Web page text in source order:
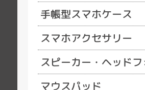
手帳型スマホケース
スマホアクセサリー
スピーカー・ヘッド
マウスパッド